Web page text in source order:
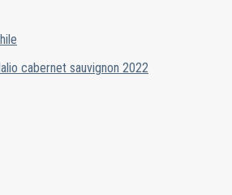
cabernet sauvignon 2022